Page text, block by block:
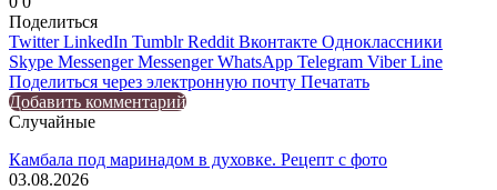
Поделиться
Twitter LinkedIn Tumblr Reddit Вконтакте Одноклассники
Skype Messenger Messenger WhatsApp Telegram Viber Line
Поделиться через электронную почту Печатать
Добавить комментарий
Случайные
Камбала под маринадом в духовке. Рецепт с фото
03.08.2026